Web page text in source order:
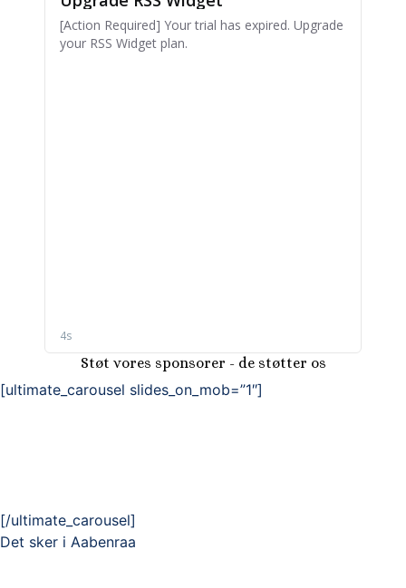
Støt vores sponsorer - de støtter os
[ultimate_carousel slides_on_mob=”1″]
[/ultimate_carousel]
Det sker i Aabenraa